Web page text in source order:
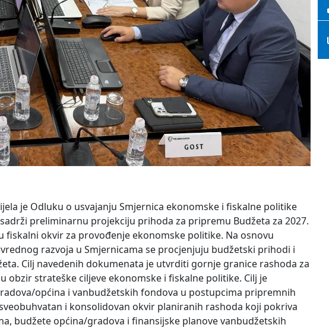
je Odluku o usvajanju Smjernica ekonomske i fiskalne politike
preliminarnu projekciju prihoda za pripremu Budžeta za 2027.
okvir za provođenje ekonomske politike. Na osnovu
razvoja u Smjernicama se procjenjuju budžetski prihodi i
Cilj navedenih dokumenata je utvrditi gornje granice rashoda za
strateške ciljeve ekonomske i fiskalne politike. Cilj je
općina i vanbudžetskih fondova u postupcima pripremnih
i konsolidovan okvir planiranih rashoda koji pokriva
budžete općina/gradova i finansijske planove vanbudžetskih